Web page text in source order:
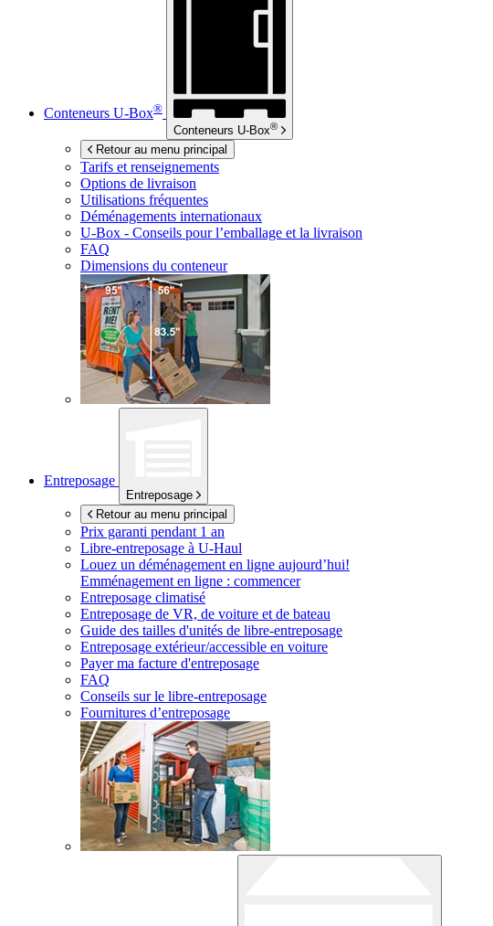
Conteneurs U-Box®
Conteneurs U-Box®
Retour au menu principal
Tarifs et renseignements
Options de livraison
Utilisations fréquentes
Déménagements internationaux
U-Box - Conseils pour l’emballage et la livraison
FAQ
Dimensions du conteneur
Entreposage
Entreposage
Retour au menu principal
Prix garanti pendant 1 an
Libre-entreposage à U-Haul
Louez un déménagement en ligne aujourd’hui!
Emménagement en ligne : commencer
Entreposage climatisé
Entreposage de VR, de voiture et de bateau
Guide des tailles d'unités de libre-entreposage
Entreposage extérieur/accessible en voiture
Payer ma facture d'entreposage
FAQ
Conseils sur le libre-entreposage
Fournitures d’entreposage